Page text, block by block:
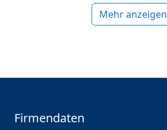
Mehr anzeigen
Firmendaten